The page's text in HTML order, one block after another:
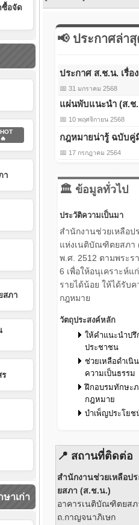
ซื้อจัด
HOT
🔥
า
สภา
าเก่า
📢 ประกาศล่า
ประกาศ ส.ช.น. เรื่อ
📅 31 มกราคม 2568
แผ่นพับแนะนำ (ส.ช
📅 10 พฤศจิกายน 2568
กฎหมายน่ารู้ ฉบับคู่
📅 17 กรกฎาคม 2564
🏛️ ข้อมูลทั่วไป
ประวัติความเป็นมา
สำนักงานช่วยเหลือ
แห่งเนติบัณฑิตยสภา
พ.ศ. 2512 ตามพระร
6 เพื่อให้อนุเคราะห์
รายได้น้อย ให้ได้รับ
กฎหมาย
วัตถุประสงค์หลัก
ให้คำแนะนำป
ประชาชน
ช่วยเหลือดำเนิ
ความเป็นธรรม
ฝึกอบรมทักษะ
กฎหมาย
บำเพ็ญประโย
📍 สถานที่ติดต่อ
สำนักงานช่วยเหลือ
ยสภา (ส.ช.น.)
อาคารเนติบัณฑิตยสภ
ถ.กาญจนาภิเษก